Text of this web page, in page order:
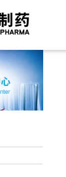
产品中心